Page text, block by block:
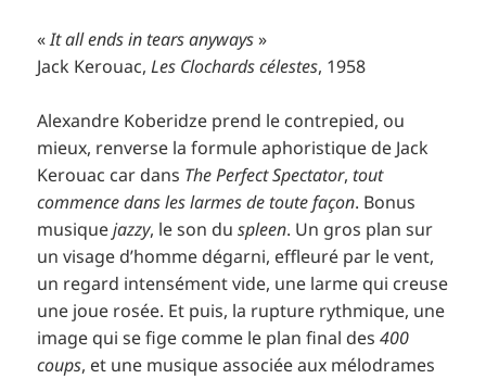
«It all ends in tears anyways»
Jack Kerouac,Les Clochards célestes, 1958
Alexandre Koberidze prend le contrepied, ou
mieux, renverse la formule aphoristique de Jack
Kerouac car dans The Perfect Spectator,tout
commence dans les larmes de toute façon. Bonus
musiquejazzy, le son duspleen. Un gros plan sur
un visage d’homme dégarni, effleuré par le vent,
un regard intensément vide, une larme qui creuse
une joue rosée. Et puis, la rupture rythmique, une
image qui se fige comme le plan final des400
coups, et une musique associée aux mélodrames